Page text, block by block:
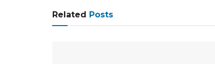
Related Posts